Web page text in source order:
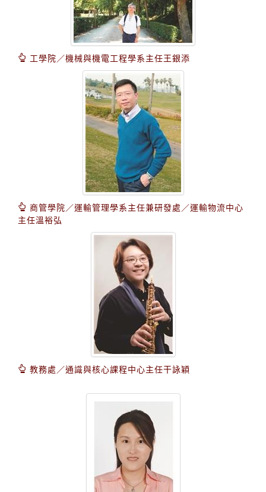
工學院／機械與機電工程學系主任王銀添
商管學院／運輸管理學系主任兼研發處／運輸物流中心
主任溫裕弘
教務處／通識與核心課程中心主任干詠穎